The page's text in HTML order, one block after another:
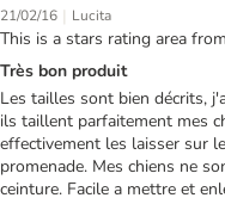
21/02/16 | Lucita
This is a stars rating area
Très bon produit
Les tailles sont bien décrits,
ils taillent parfaitement mes
effectivement les laisser sur
promenade. Mes chiens ne
ceinture. Facile a mettre et